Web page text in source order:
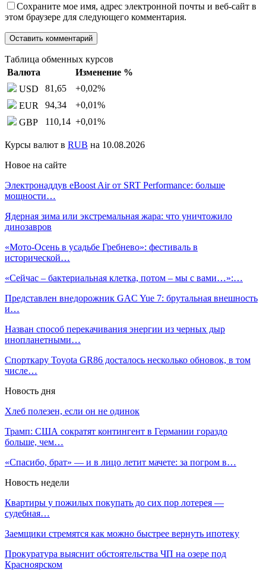
Сохраните мое имя, адрес электронной почты и веб-сайт в
этом браузере для следующего комментария.
Таблица обменных курсов
Валюта
Изменение %
USD
81,65 +0,02%
EUR
94,34 +0,01%
GBP
110,14 +0,01%
Курсы валют в RUB на 10.08.2026
Новое на сайте
Электронаддув eBoost Air от SRT Performance: больше
мощности…
Ядерная зима или экстремальная жара: что уничтожило
динозавров
«Мото-Осень в усадьбе Гребнево»: фестиваль в
исторической…
«Сейчас – бактериальная клетка, потом – мы с вами…»:…
Представлен внедорожник GAC Yue 7: брутальная внешность
и…
Назван способ перекачивания энергии из черных дыр
инопланетными…
Спорткару Toyota GR86 досталось несколько обновок, в том
числе…
Новость дня
Хлеб полезен, если он не одинок
Трамп: США сократят контингент в Германии гораздо
больше, чем…
«Спасибо, брат» — и в лицо летит мачете: за погром в…
Новость недели
Квартиры у пожилых покупать до сих пор лотерея —
судебная…
Заемщики стремятся как можно быстрее вернуть ипотеку
Прокуратура выяснит обстоятельства ЧП на озере под
Красноярском